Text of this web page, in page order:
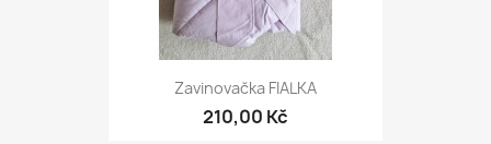
Zavinovačka FIALKA
210,00 Kč